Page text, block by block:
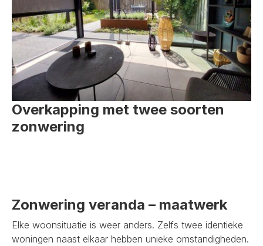
Overkapping met twee soorten
zonwering
Zonwering veranda – maatwerk
Elke woonsituatie is weer anders. Zelfs twee identieke
woningen naast elkaar hebben unieke omstandigheden.